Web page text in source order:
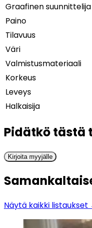
Graafinen suunnittelija
Paino
Tilavuus
Väri
Valmistusmateriaali
Korkeus
Leveys
Halkaisija
Pidätkö tästä
Kirjoita myyjälle
Näytä kaikki listaukset